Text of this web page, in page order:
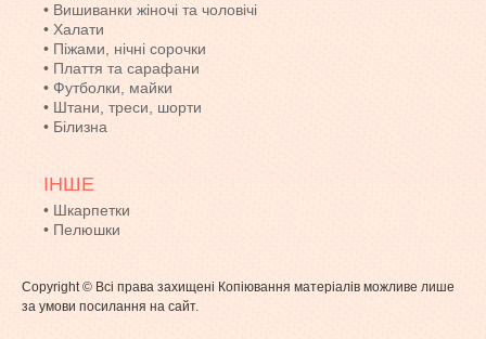
• Вишиванки жіночі та чоловічі
• Халати
• Піжами, нічні сорочки
• Плаття та сарафани
• Футболки, майки
• Штани, треси, шорти
• Білизна
ІНШЕ
• Шкарпетки
• Пелюшки
Copyright © Всі права захищені Копіювання матеріалів можливе лише
за умови посилання на сайт.